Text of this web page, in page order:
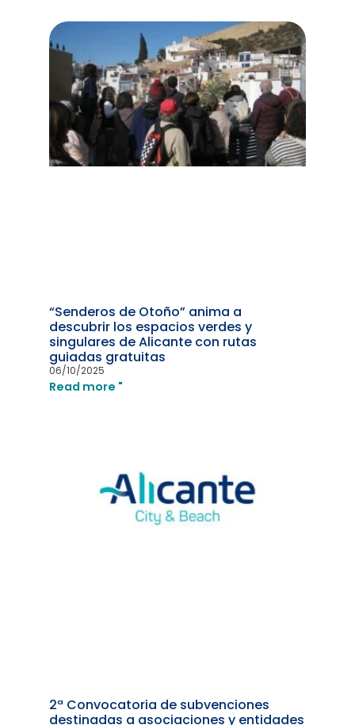
“Senderos de Otoño” anima a
descubrir los espacios verdes y
singulares de Alicante con rutas
guiadas gratuitas
06/10/2025
Read more "
2ª Convocatoria de subvenciones
destinadas a asociaciones y entidades